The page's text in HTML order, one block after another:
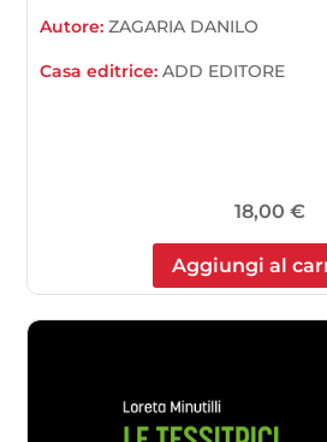
Autore:ZAGARIA DANILO
Casa editrice:ADD EDITORE
18,00 €
Aggiungi al